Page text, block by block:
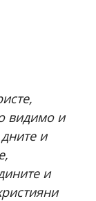
видимо и
и
и